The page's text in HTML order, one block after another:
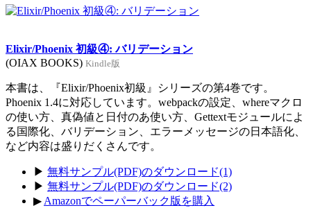
Elixir/Phoenix 初級④: バリデーション
(OIAX BOOKS) Kindle版
本書は、『Elixir/Phoenix初級』シリーズの第4巻です。
Phoenix 1.4に対応しています。webpackの設定、whereマクロ
の使い方、真偽値と日付のあ使い方、Gettextモジュールによ
る国際化、バリデーション、エラーメッセージの日本語化、
など内容は盛りだくさんです。
▶ 無料サンプル(PDF)のダウンロード(1)
▶ 無料サンプル(PDF)のダウンロード(2)
▶ Amazonでペーパーバック版を購入